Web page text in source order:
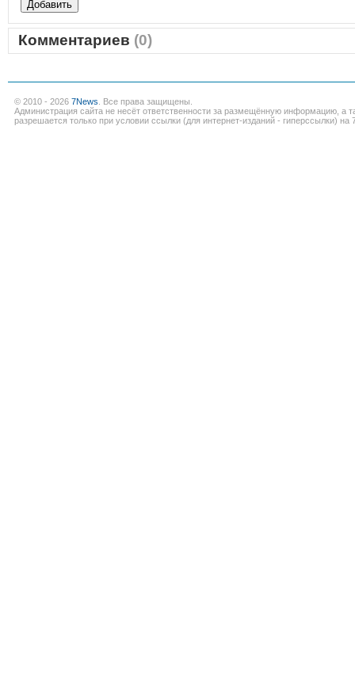
Комментариев (0)
© 2010 - 2026 7News . Все права защищены.
Администрация сайта не несёт ответственности за размещённую информацию, а
разрешается только при условии ссылки (для интернет-изданий - гиперссылки) на